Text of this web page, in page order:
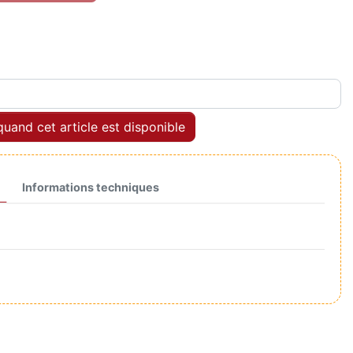
cet article est disponible
Informations techniques